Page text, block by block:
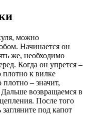
можно
Начинается он
же, необходимо
Когда он упрется –
плотно к вилке
– значит,
возвращаемся в
После того
под капот